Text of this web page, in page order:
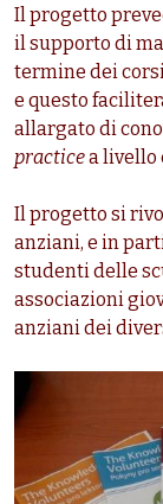
Il progetto
il supporto di
termine dei
e questo
allargato di
practicea livello
Il progetto si
anziani, e in
studenti delle
associazioni
anziani dei